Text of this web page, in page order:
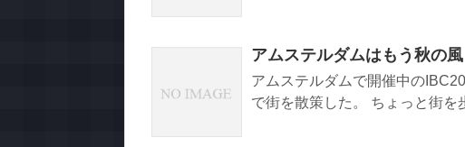
アムステルダムはもう秋の風
アムステルダムで開催中の
で街を散策した。 ちょっと街を